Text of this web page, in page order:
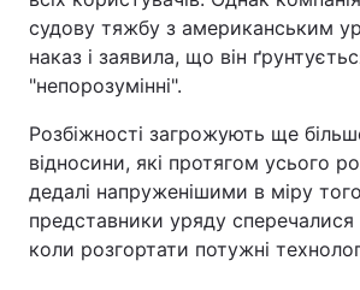
судову тяжбу з американським
наказ і заявила, що він
"непорозумінні".
Розбіжності загрожують ще
відносини, які протягом усього
дедалі напруженішими в міру
представники уряду сперечалися
коли розгортати потужні